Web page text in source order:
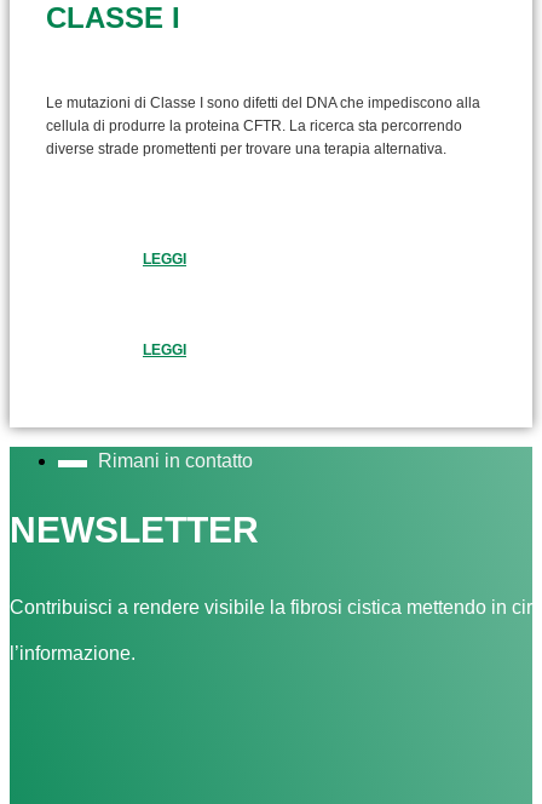
CLASSE I
Le mutazioni di Classe I sono difetti del DNA che impediscono alla
cellula di produrre la proteina CFTR. La ricerca sta percorrendo
diverse strade promettenti per trovare una terapia alternativa.
LEGGI
LEGGI
Rimani in contatto
NEWSLETTER
Contribuisci a rendere visibile la fibrosi cistica mettendo in
l’informazione.